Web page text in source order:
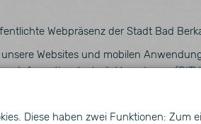
Webpräsenz der Stadt Bad
Websites und mobilen
Informationstechnik-Verordnung
4 der BITV 2.0, die auf der
Diese haben zwei Funktionen: Zum